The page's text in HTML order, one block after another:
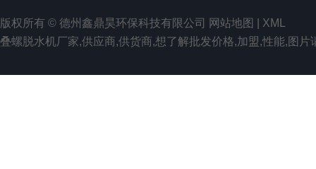
版权所有 © 德州鑫鼎昊环保科技有限公司 网站地图
XML
叠螺脱水机厂家,供应商,供货商,想了解批发价格,加盟,性能,图片